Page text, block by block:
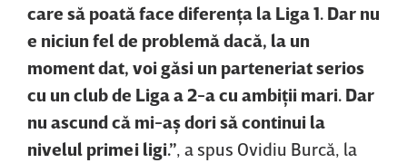
care să poată face diferenţa la Liga 1. Dar nu
e niciun fel de problemă dacă, la un
moment dat, voi găsi un parteneriat serios
cu un club de Liga a 2-a cu ambiţii mari. Dar
nu ascund că mi-aş dori să continui la
nivelul primei ligi.”, a spus Ovidiu Burcă, la